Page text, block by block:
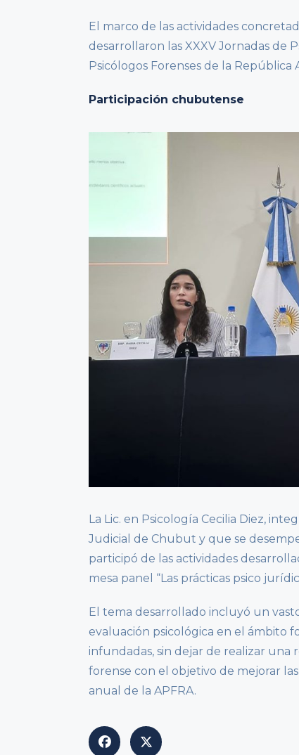
El marco de las actividades
desarrollaron las XXXV Jornadas de
Psicólogos Forenses de la República
Participación chubutense
La Lic. en Psicología Cecilia Diez,
Judicial de Chubut y que se
participó de las actividades
mesa panel “Las prácticas psico
El tema desarrollado incluyó un
evaluación psicológica en el ámbito
infundadas, sin dejar de realizar una
forense con el objetivo de mejorar
anual de la APFRA.